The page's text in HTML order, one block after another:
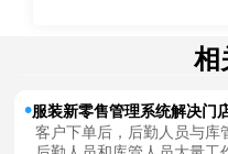
相
服装新零售管理系统解决门
客户下单后，后勤人员与库